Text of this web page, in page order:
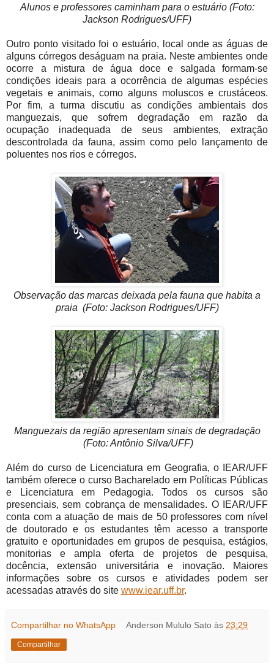
Alunos e professores caminham para o estuário (Foto:
Jackson Rodrigues/UFF)
Outro ponto visitado foi o estuário, local onde as águas de
alguns córregos deságuam na praia. Neste ambientes onde
ocorre a mistura de água doce e salgada formam-se
condições ideais para a ocorrência de algumas espécies
vegetais e animais, como alguns moluscos e crustáceos.
Por fim, a turma discutiu as condições ambientais dos
manguezais, que sofrem degradação em razão da
ocupação inadequada de seus ambientes, extração
descontrolada da fauna, assim como pelo lançamento de
poluentes nos rios e córregos.
Observação das marcas deixada pela fauna que habita a
praia (Foto: Jackson Rodrigues/UFF)
Manguezais da região apresentam sinais de degradação
(Foto: Antônio Silva/UFF)
Além do curso de Licenciatura em Geografia, o IEAR/UFF
também oferece o curso Bacharelado em Políticas Públicas
e Licenciatura em Pedagogia. Todos os cursos são
presenciais, sem cobrança de mensalidades. O IEAR/UFF
conta com a atuação de mais de 50 professores com nível
de doutorado e os estudantes têm acesso a transporte
gratuito e oportunidades em grupos de pesquisa, estágios,
monitorias e ampla oferta de projetos de pesquisa,
docência, extensão universitária e inovação. Maiores
informações sobre os cursos e atividades podem ser
acessadas através do site www.iear.uff.br.
Compartilhar no WhatsApp Anderson Mululo Sato às23:29
Compartilhar